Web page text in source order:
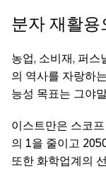
분자 재활용
농업, 소비재, 퍼스
의 역사를 자랑하
능성 목표는 그야
이스트만은 스코
의 1을 줄이고
또한 화학업계의